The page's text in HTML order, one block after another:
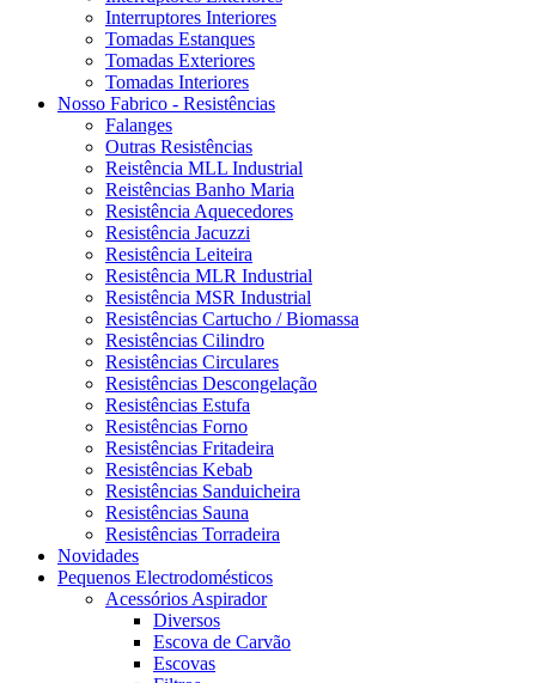
Interruptores Interiores
Tomadas Estanques
Tomadas Exteriores
Tomadas Interiores
Nosso Fabrico - Resistências
Falanges
Outras Resistências
Reistência MLL Industrial
Reistências Banho Maria
Resistência Aquecedores
Resistência Jacuzzi
Resistência Leiteira
Resistência MLR Industrial
Resistência MSR Industrial
Resistências Cartucho / Biomassa
Resistências Cilindro
Resistências Circulares
Resistências Descongelação
Resistências Estufa
Resistências Forno
Resistências Fritadeira
Resistências Kebab
Resistências Sanduicheira
Resistências Sauna
Resistências Torradeira
Novidades
Pequenos Electrodomésticos
Acessórios Aspirador
Diversos
Escova de Carvão
Escovas